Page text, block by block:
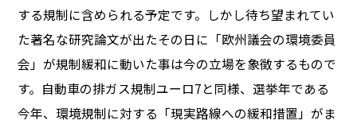
する規制に含められる予定です。しかし待ち望まれてい
た著名な研究論文が出たその日に「欧州議会の環境委員
会」が規制緩和に動いた事は今の立場を象徴するもので
す。自動車の排ガス規制ユーロ7と同様、選挙年である
今年、環境規制に対する「現実路線への緩和措置」がま